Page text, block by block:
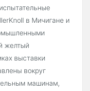
в Мичигане и
желтый
выставки
вокруг
машинам,